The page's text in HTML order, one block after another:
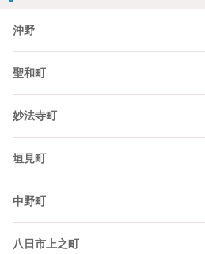
沖野
聖和町
妙法寺町
垣見町
中野町
八日市上之町